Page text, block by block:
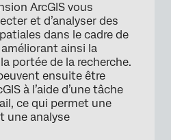
ArcGIS vous
et d’analyser des
dans le cadre de
ainsi la
portée de la recherche.
ensuite être
à l’aide d’une tâche
ce qui permet une
une analyse